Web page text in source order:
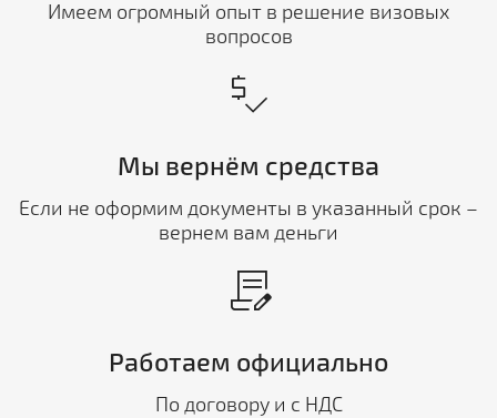
Имеем огромный опыт в решение визовых
вопросов
price_check
Мы вернём средства
Если не оформим документы в указанный срок –
вернем вам деньги
contract_edit
Работаем официально
По договору и с НДС